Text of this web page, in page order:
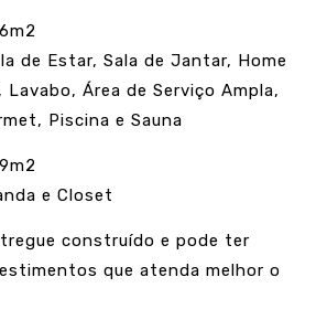
de Estar, Sala de Jantar, Home
Área de Serviço Ampla,
Piscina e Sauna
e Closet
construído e pode ter
que atenda melhor o